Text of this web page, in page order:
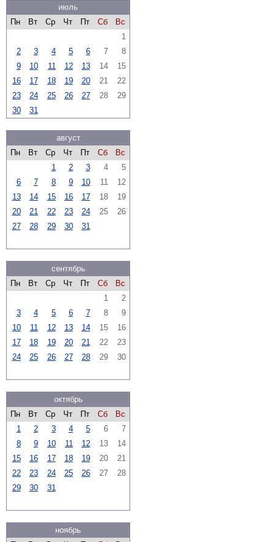
июль
Пн
Вт Ср Чт Пт Сб
Вс
1
2
3 4 5 6 7
8
9
10 11 12 13 14
15
16
17 18 19 20 21
22
23
24 25 26 27 28
29
30
31
август
Пн
Вт Ср Чт Пт Сб
Вс
1
2 3 4
5
6
7 8 9 10 11
12
13
14 15 16 17 18
19
20
21 22 23 24 25
26
27
28 29 30 31
сентябрь
Пн
Вт Ср Чт Пт Сб
Вс
1
2
3
4 5 6 7 8
9
10
11 12 13 14 15
16
17
18 19 20 21 22
23
24
25 26 27 28 29 30
октябрь
Пн
Вт Ср Чт Пт Сб
Вс
1
2 3 4 5 6
7
8
9 10 11 12 13
14
15
16 17 18 19 20
21
22
23 24 25 26 27
28
29
30 31
ноябрь